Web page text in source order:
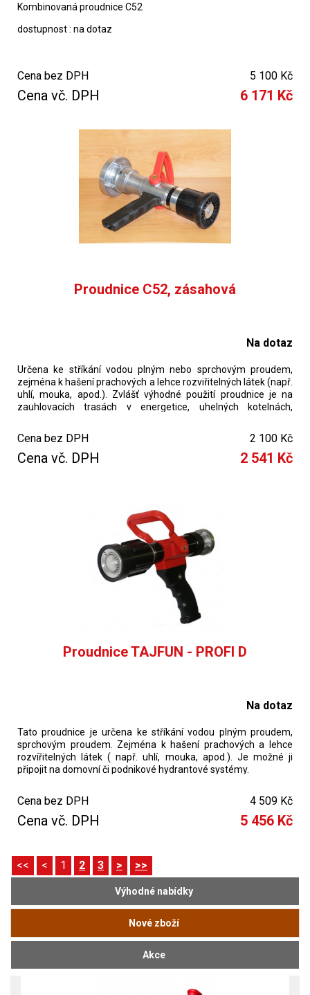
Kombinovaná proudnice C52
dostupnost : na dotaz
Cena bez DPH 5 100 Kč
Cena vč. DPH 6 171 Kč
Proudnice C52, zásahová
Na dotaz
Určena ke stříkání vodou plným nebo sprchovým proudem,
zejména k hašení prachových a lehce rozviřitelných látek (např.
uhlí, mouka, apod.). Zvlášť výhodné použití proudnice je na
zauhlovacích trasách v energetice, uhelných kotelnách,
Cena bez DPH 2 100 Kč
Cena vč. DPH 2 541 Kč
Proudnice TAJFUN - PROFI D
Na dotaz
Tato proudnice je určena ke stříkání vodou plným proudem,
sprchovým proudem. Zejména k hašení prachových a lehce
rozvířitelných látek ( např. uhlí, mouka, apod.). Je možné ji
připojit na domovní či podnikové hydrantové systémy.
Cena bez DPH 4 509 Kč
Cena vč. DPH 5 456 Kč
<< < 1 2 3 > >>
Výhodné nabídky
Nové zboží
Akce